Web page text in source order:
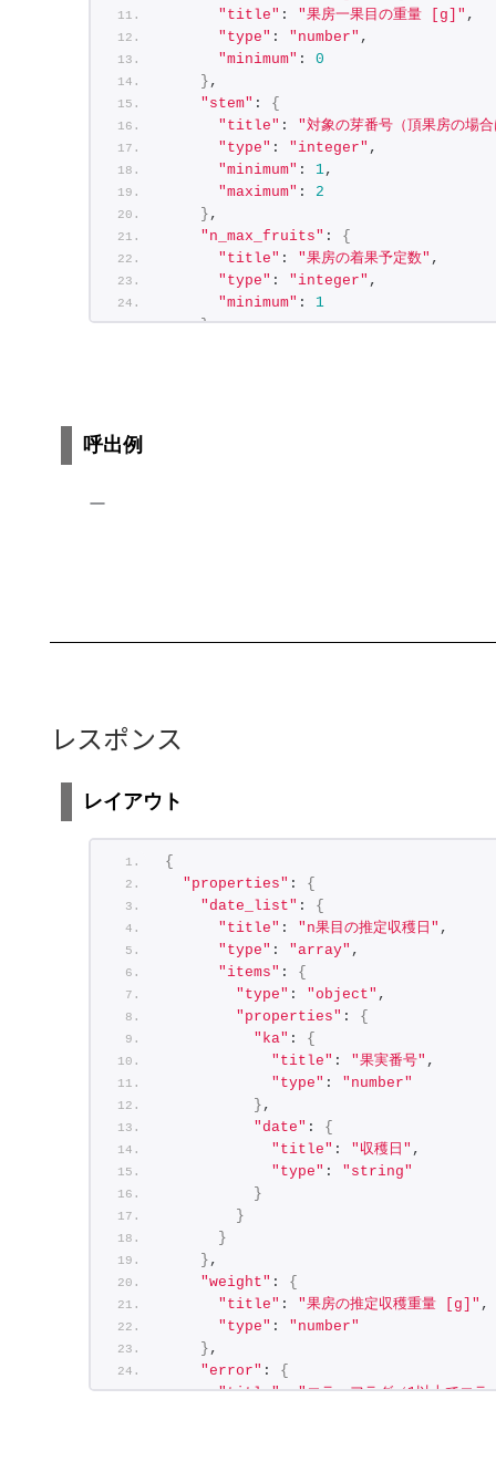
"title" : "果房一果目の重量 [g]" ,
"type" : "number" ,
"minimum" : 0
} ,
"stem" : {
"title" : "対象の芽番号（頂果房の場
"type" : "integer" ,
"minimum" : 1,
"maximum" : 2
} ,
"n_max_fruits" : {
"title" : "果房の着果予定数" ,
"type" : "integer" ,
"minimum" : 1
},
}
呼出例
ー
レスポンス
レイアウト
{
"properties" : {
"date_list" : {
"title" : "n果目の推定収穫日" ,
"type" : "array" ,
"items" : {
"type" : "object" ,
"properties" : {
"ka" : {
"title" : "果実番号" ,
"type" : "number"
} ,
"date" : {
"title" : "収穫日" ,
"type" : "string"
}
}
}
} ,
"weight" : {
"title" : "果房の推定収穫重量 [g]" ,
"type" : "number"
} ,
"error" : {
"title": "エラーフラグ（1以上でエラ